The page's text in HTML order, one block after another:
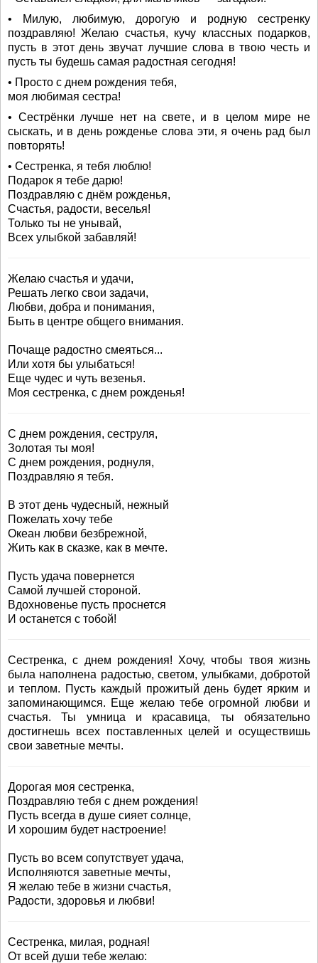
• Милую, любимую, дорогую и родную сестренку
поздравляю! Желаю счастья, кучу классных подарков,
пусть в этот день звучат лучшие слова в твою честь и
пусть ты будешь самая радостная сегодня!
• Просто с днем рождения тебя,
моя любимая сестра!
• Сестрёнки лучше нет на свете, и в целом мире не
сыскать, и в день рожденье слова эти, я очень рад был
повторять!
• Сестренка, я тебя люблю!
Подарок я тебе дарю!
Поздравляю с днём рожденья,
Счастья, радости, веселья!
Только ты не унывай,
Всех улыбкой забавляй!
Желаю счастья и удачи,
Решать легко свои задачи,
Любви, добра и понимания,
Быть в центре общего внимания.
Почаще радостно смеяться...
Или хотя бы улыбаться!
Еще чудес и чуть везенья.
Моя сестренка, с днем рожденья!
С днем рождения, сеструля,
Золотая ты моя!
С днем рождения, роднуля,
Поздравляю я тебя.
В этот день чудесный, нежный
Пожелать хочу тебе
Океан любви безбрежной,
Жить как в сказке, как в мечте.
Пусть удача повернется
Самой лучшей стороной.
Вдохновенье пусть проснется
И останется с тобой!
Сестренка, с днем рождения! Хочу, чтобы твоя жизнь
была наполнена радостью, светом, улыбками, добротой
и теплом. Пусть каждый прожитый день будет ярким и
запоминающимся. Еще желаю тебе огромной любви и
счастья. Ты умница и красавица, ты обязательно
достигнешь всех поставленных целей и осуществишь
свои заветные мечты.
Дорогая моя сестренка,
Поздравляю тебя с днем рождения!
Пусть всегда в душе сияет солнце,
И хорошим будет настроение!
Пусть во всем сопутствует удача,
Исполняются заветные мечты,
Я желаю тебе в жизни счастья,
Радости, здоровья и любви!
Сестренка, милая, родная!
От всей души тебе желаю: